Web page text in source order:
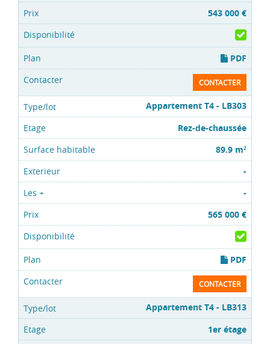
543 000 €
PDF
CONTACTER
Appartement T4 - LB303
Rez-de-chaussée
89.9 m2
-
-
565 000 €
PDF
CONTACTER
Appartement T4 - LB313
1er étage